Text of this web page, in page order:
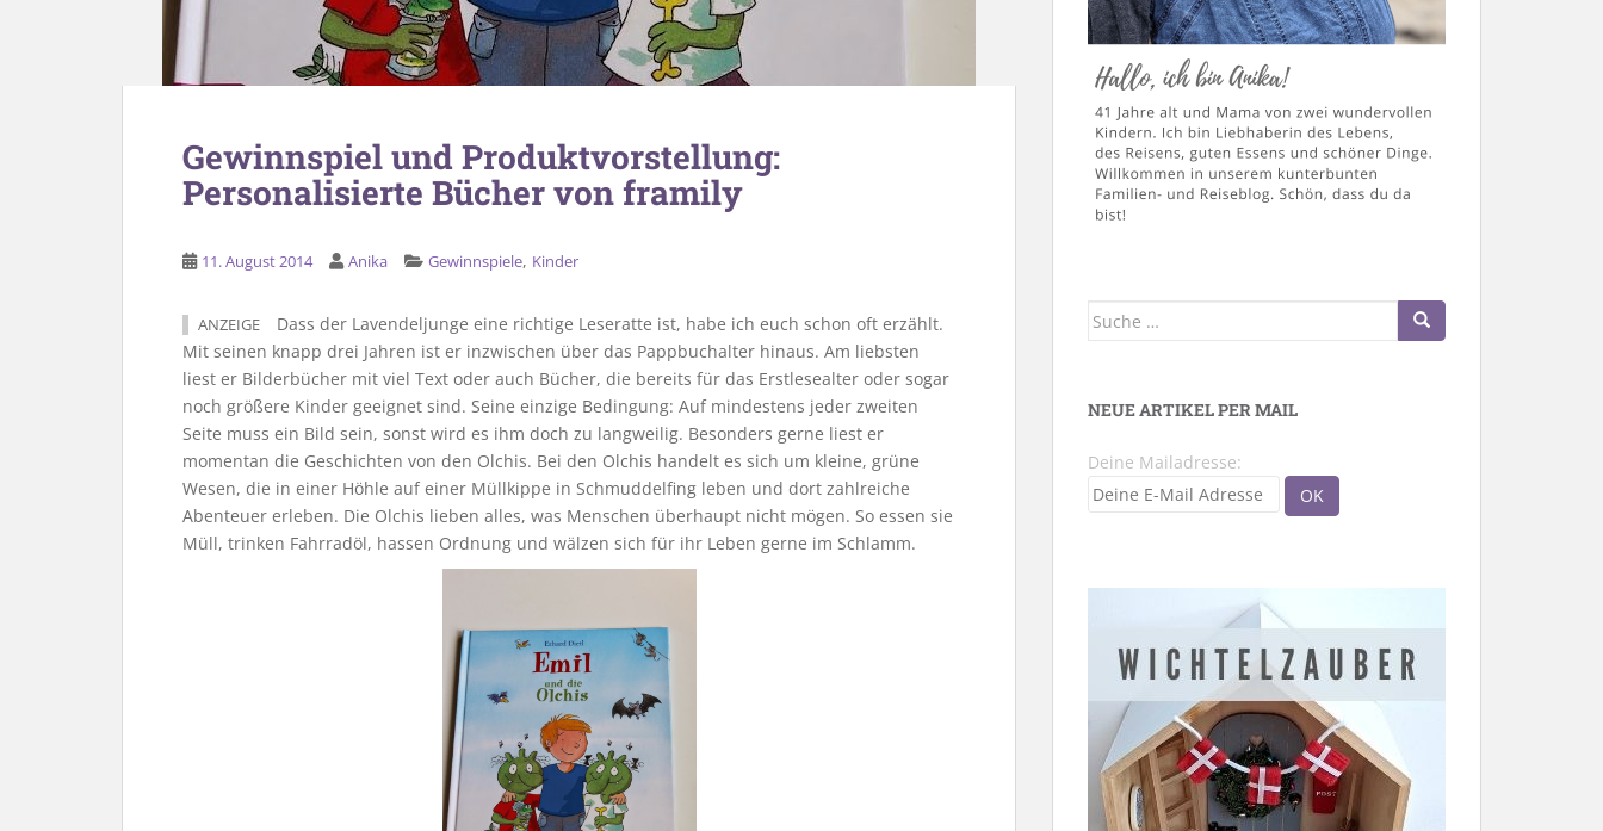
Gewinnspiel und Produktvorstellung:
Personalisierte Bücher von framily
11. August 2014 Anika Gewinnspiele, Kinder
ANZEIGE
Dass der Lavendeljunge eine richtige Leseratte ist, habe ich euch schon oft erzählt.
Mit seinen knapp drei Jahren ist er inzwischen über das Pappbuchalter hinaus. Am liebsten
liest er Bilderbücher mit viel Text oder auch Bücher, die bereits für das Erstlesealter oder sogar
noch größere Kinder geeignet sind. Seine einzige Bedingung: Auf mindestens jeder zweiten
Seite muss ein Bild sein, sonst wird es ihm doch zu langweilig. Besonders gerne liest er
momentan die Geschichten von den Olchis. Bei den Olchis handelt es sich um kleine, grüne
Wesen, die in einer Höhle auf einer Müllkippe in Schmuddelfing leben und dort zahlreiche
Abenteuer erleben. Die Olchis lieben alles, was Menschen überhaupt nicht mögen. So essen sie
Müll, trinken Fahrradöl, hassen Ordnung und wälzen sich für ihr Leben gerne im Schlamm.
Suche
NEUE ARTIKEL PER MAIL
Deine Mailadresse: